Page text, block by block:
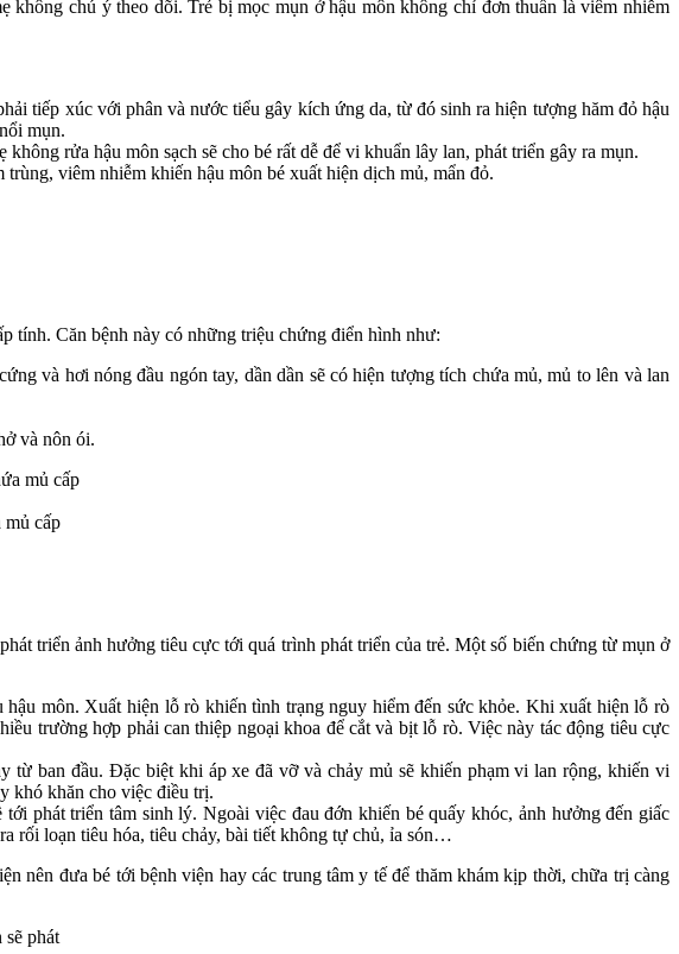
không chú ý theo dõi. Trẻ bị mọc mụn ở hậu môn không chỉ đơn thuần là viêm nhiễm
tiếp xúc với phân và nước tiểu gây kích ứng da, từ đó sinh ra hiện tượng hăm đỏ hậu
mụn.
rửa hậu môn sạch sẽ cho bé rất dễ để vi khuẩn lây lan, phát triển gây ra mụn.
viêm nhiễm khiến hậu môn bé xuất hiện dịch mủ, mẩn đỏ.
tính. Căn bệnh này có những triệu chứng điển hình như:
và hơi nóng đầu ngón tay, dần dần sẽ có hiện tượng tích chứa mủ, mủ to lên và lan
và nôn ói.
mủ cấp
triển ảnh hưởng tiêu cực tới quá trình phát triển của trẻ. Một số biến chứng từ mụn ở
môn. Xuất hiện lỗ rò khiến tình trạng nguy hiểm đến sức khỏe. Khi xuất hiện lỗ rò
trường hợp phải can thiệp ngoại khoa để cắt và bịt lỗ rò. Việc này tác động tiêu cực
từ ban đầu. Đặc biệt khi áp xe đã vỡ và chảy mủ sẽ khiến phạm vi lan rộng, khiến vi
khó khăn cho việc điều trị.
phát triển tâm sinh lý. Ngoài việc đau đớn khiến bé quấy khóc, ảnh hưởng đến giấc
rối loạn tiêu hóa, tiêu chảy, bài tiết không tự chủ, ỉa són…
nên đưa bé tới bệnh viện hay các trung tâm y tế để thăm khám kịp thời, chữa trị càng